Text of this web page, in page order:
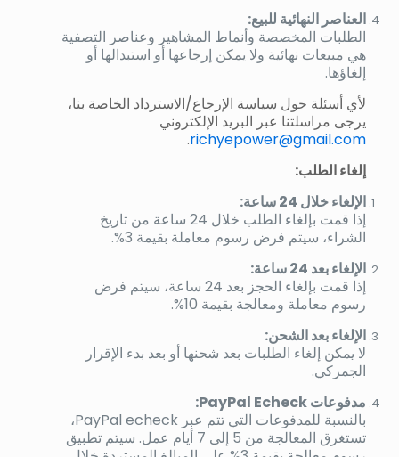
العناصر النهائية للبيع:
الطلبات المخصصة وأنماط المشاهير وعناصر التصفية
هي مبيعات نهائية ولا يمكن إرجاعها أو استبدالها أو
إلغاؤها.
لأي أسئلة حول سياسة الإرجاع/الاسترداد الخاصة بنا،
يرجى مراسلتنا عبر البريد الإلكتروني
richyepower@gmail.com
.
إلغاء الطلب:
الإلغاء خلال 24 ساعة:
إذا قمت بإلغاء الطلب خلال 24 ساعة من تاريخ
الشراء، سيتم فرض رسوم معاملة بقيمة 3%.
الإلغاء بعد 24 ساعة:
إذا قمت بإلغاء الحجز بعد 24 ساعة، سيتم فرض
رسوم معاملة ومعالجة بقيمة 10%.
الإلغاء بعد الشحن:
لا يمكن إلغاء الطلبات بعد شحنها أو بعد بدء الإقرار
الجمركي.
مدفوعات PayPal Echeck:
بالنسبة للمدفوعات التي تتم عبر PayPal echeck،
تستغرق المعالجة من 5 إلى 7 أيام عمل. سيتم تطبيق